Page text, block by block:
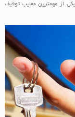
از مهمترین معایب توقیف